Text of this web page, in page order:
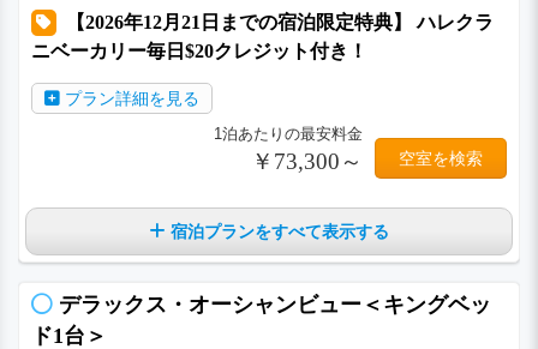
【2026年12月21日までの宿泊限定特典】 ハレクラ
ニベーカリー毎日$20クレジット付き！
プラン詳細を見る
1泊あたりの最安料金
￥73,300～ 空室を検索
宿泊プランをすべて表示する
デラックス・オーシャンビュー＜キングベッ
ド1台＞